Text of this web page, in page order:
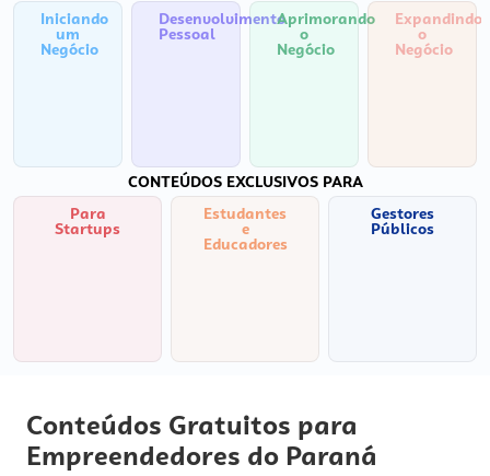
Iniciando
um
Negócio
Desenvolvimento
Pessoal
Aprimorando
o
Negócio
Expandindo
o
Negócio
CONTEÚDOS EXCLUSIVOS PARA
Para
Startups
Estudantes
e
Educadores
Gestores
Públicos
Conteúdos Gratuitos para
Empreendedores do Paraná